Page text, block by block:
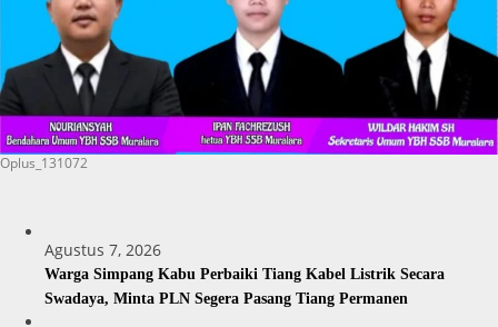
Oplus_131072
Agustus 7, 2026
Warga Simpang Kabu Perbaiki Tiang Kabel Listrik Secara
Swadaya, Minta PLN Segera Pasang Tiang Permanen